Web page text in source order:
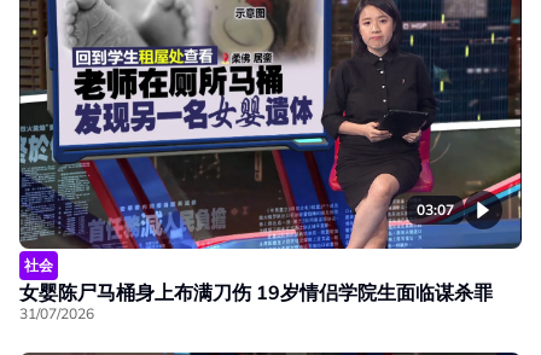
03:07
社会
女婴陈尸马桶身上布满刀伤 19岁情侣学院生面临谋杀罪
31/07/2026